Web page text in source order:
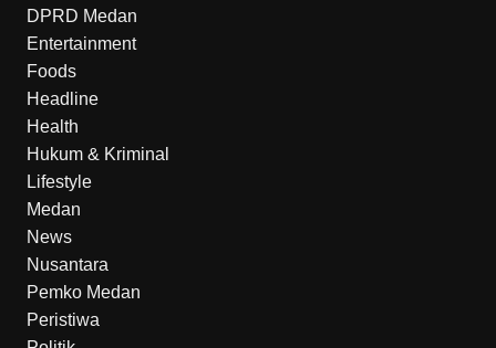
DPRD Medan
Entertainment
Foods
Headline
Health
Hukum & Kriminal
Lifestyle
Medan
News
Nusantara
Pemko Medan
Peristiwa